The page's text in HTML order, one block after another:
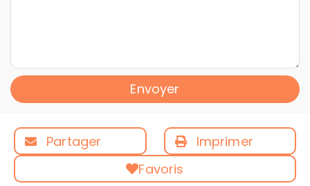
Envoyer
Partager
Imprimer
Favoris